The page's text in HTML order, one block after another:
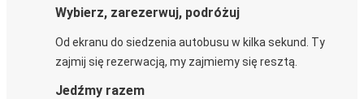
Wybierz, zarezerwuj, podróżuj
Od ekranu do siedzenia autobusu w kilka sekund. Ty
zajmij się rezerwacją, my zajmiemy się resztą.
Jedźmy razem